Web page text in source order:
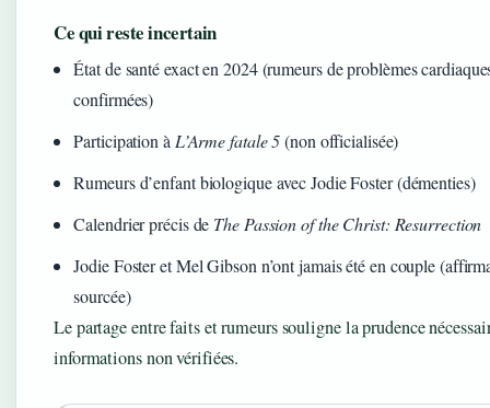
Ce qui reste incertain
État de santé exact en 2024 (rumeurs de problèmes
confirmées)
Participation àL’Arme fatale 5(non officialisée)
Rumeurs d’enfant biologique avec Jodie Foster (démenties)
Calendrier précis de The Passion of the Christ: Resurrection
Jodie Foster et Mel Gibson n’ont jamais été en couple
sourcée)
Le partage entre faits et rumeurs souligne la prudence
informations non vérifiées.